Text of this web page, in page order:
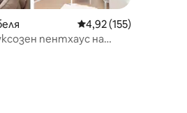
отзива
Средна оценка: 4,92
4,92 (155)
пентхаус на